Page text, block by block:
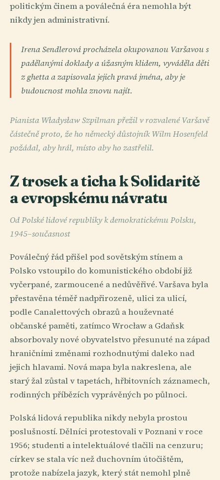
politickým činem a poválečná éra nemohla být
nikdy jen administrativní.
Irena Sendlerová procházela okupovanou Varšavou s
padělanými doklady a úžasným klidem, vyváděla děti
z ghetta a zapisovala jejich pravá jména, aby je
budoucnost mohla znovu najít.
Pianista Władysław Szpilman přežil v rozvalené Varšavě
částečně proto, že ho německý důstojník Wilm Hosenfeld
požádal, aby hrál, místo aby ho zastřelil.
Z trosek a ticha k Solidaritě
a evropskému návratu
Od Polské lidové republiky k demokratickému Polsku,
1945–současnost
Poválečný řád přišel pod sovětským stínem a
Polsko vstoupilo do komunistického období již
vyčerpané, zarmoucené a nedůvěřivé. Varšava byla
přestavěna téměř nadpřirozeně, ulici za ulicí,
podle Canalettových obrazů a houževnaté
občanské paměti, zatímco Wrocław a Gdaňsk
absorbovaly nové obyvatelstvo přesunuté na západ
hraničními změnami rozhodnutými daleko nad
jejich hlavami. Nová mapa byla nakreslena, ale
starý žal zůstal v tapetách, hřbitovních záznamech,
rodinných příbězích vyprávěných po půlnoci.
Polská lidová republika nikdy nebyla prostou
poslušností. Dělníci protestovali v Poznani v roce
1956; studenti a intelektuálové tlačili na cenzuru;
církev se stala víc než duchovním útočištěm,
protože nabízela jazyk, který stát nemohl plně